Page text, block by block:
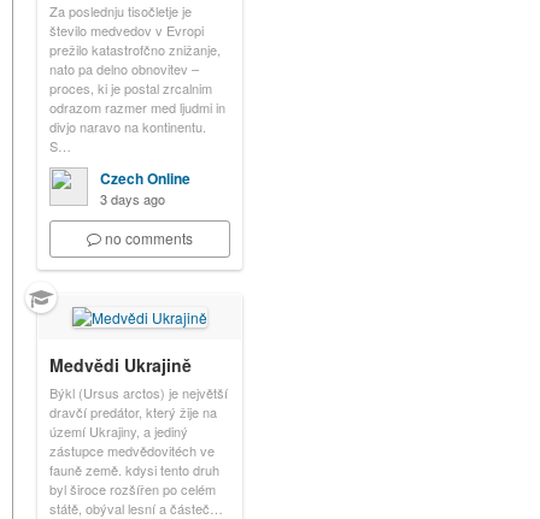
Za poslednju tisočletje je
število medvedov v Evropi
prežilo katastrofčno znižanje,
nato pa delno obnovitev –
proces, ki je postal zrcalnim
odrazom razmer med ljudmi in
divjo naravo na kontinentu.
S…
Czech Online
3 days ago
no comments
Medvědi Ukrajině
Býkl (Ursus arctos) je největší
dravčí predátor, který žije na
území Ukrajiny, a jediný
zástupce medvědovitéch ve
fauně země. kdysi tento druh
byl široce rozšířen po celém
státě, obýval lesní a částeč…